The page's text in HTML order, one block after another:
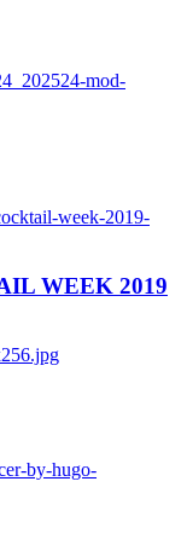
mod-
week-2019-
WEEK 2019
by-hugo-